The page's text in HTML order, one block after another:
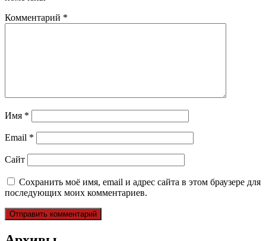
Комментарий *
Имя *
Email *
Сайт
Сохранить моё имя, email и адрес сайта в этом браузере для
последующих моих комментариев.